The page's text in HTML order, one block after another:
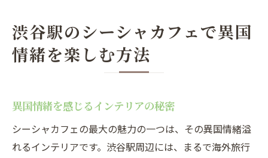
渋谷駅のシーシャカフェで異国
情緒を楽しむ方法
異国情緒を感じるインテリアの秘密
シーシャカフェの最大の魅力の一つは、その異国情緒溢
れるインテリアです。渋谷駅周辺には、まるで海外旅行